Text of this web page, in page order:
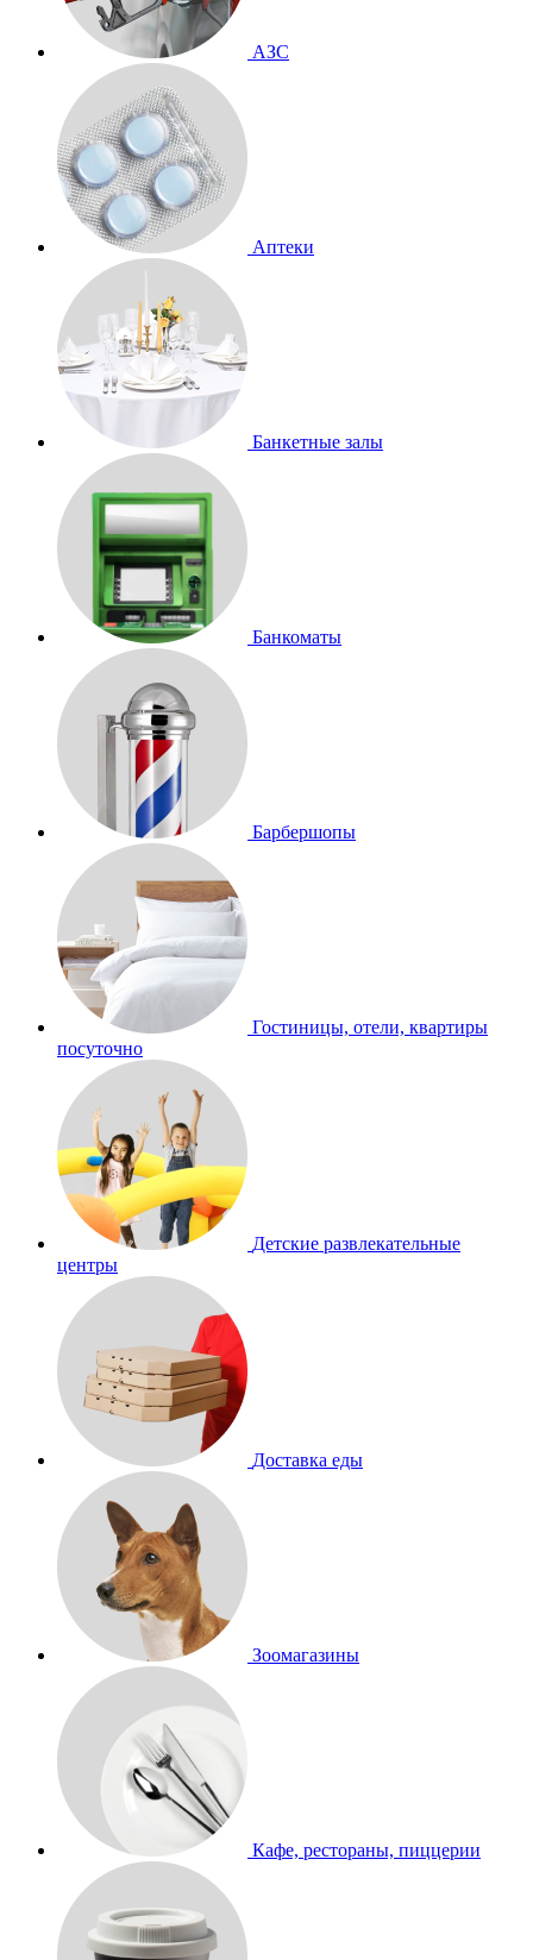
АЗС
Аптеки
Банкетные залы
Банкоматы
Барбершопы
Гостиницы, отели, квартиры
посуточно
Детские развлекательные
центры
Доставка еды
Зоомагазины
Кафе, рестораны, пиццерии